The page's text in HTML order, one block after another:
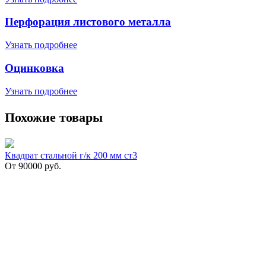
Перфорация листового металла
Узнать подробнее
Оцинковка
Узнать подробнее
Похожие товары
Квадрат стальной г/к 200 мм ст3
От 90000 руб.